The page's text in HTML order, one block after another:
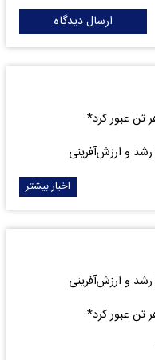
ارسال دیدگاه
و ارزش‌آفرینی
اخبار بیشتر
و ارزش‌آفرینی